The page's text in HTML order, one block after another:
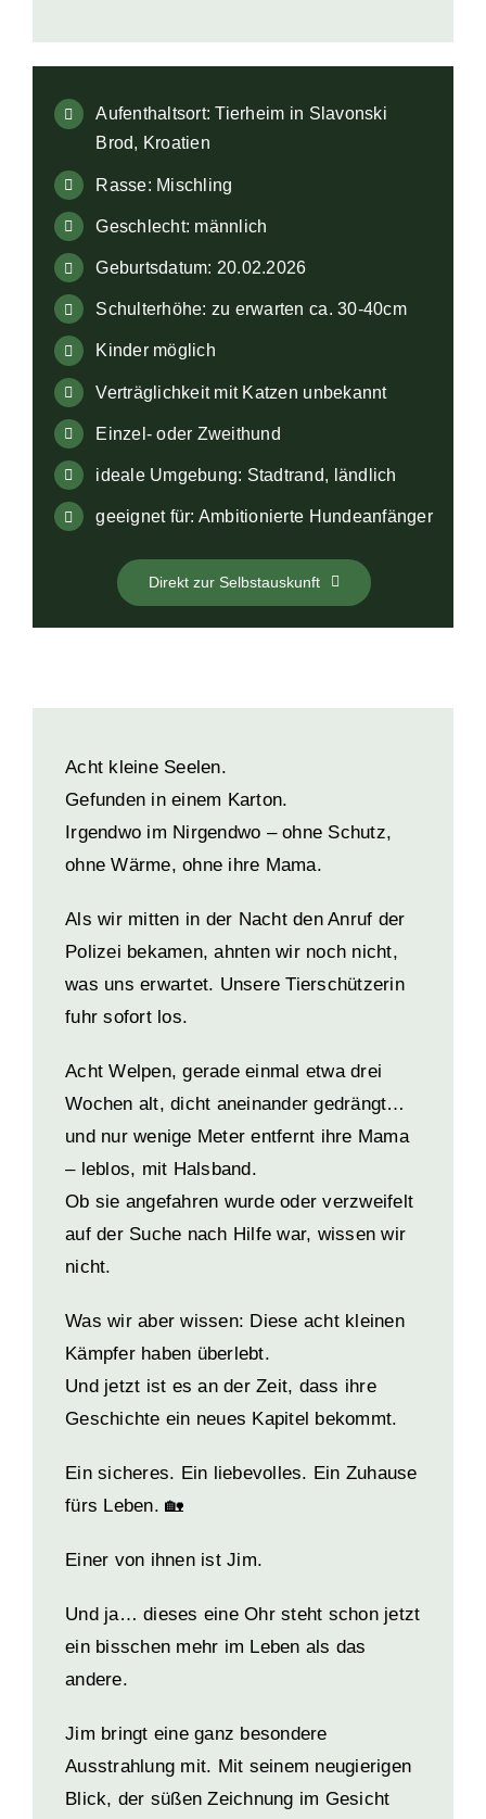
Aufenthaltsort: Tierheim in Slavonski
Brod, Kroatien
Rasse: Mischling
Geschlecht: männlich
Geburtsdatum: 20.02.2026
Schulterhöhe: zu erwarten ca. 30-40cm
Kinder möglich
Verträglichkeit mit Katzen unbekannt
Einzel- oder Zweithund
ideale Umgebung: Stadtrand, ländlich
geeignet für: Ambitionierte Hundeanfänger
Direkt zur Selbstauskunft
Acht kleine Seelen.
Gefunden in einem Karton.
Irgendwo im Nirgendwo – ohne Schutz,
ohne Wärme, ohne ihre Mama.
Als wir mitten in der Nacht den Anruf der
Polizei bekamen, ahnten wir noch nicht,
was uns erwartet. Unsere Tierschützerin
fuhr sofort los.
Acht Welpen, gerade einmal etwa drei
Wochen alt, dicht aneinander gedrängt…
und nur wenige Meter entfernt ihre Mama
– leblos, mit Halsband.
Ob sie angefahren wurde oder verzweifelt
auf der Suche nach Hilfe war, wissen wir
nicht.
Was wir aber wissen: Diese acht kleinen
Kämpfer haben überlebt.
Und jetzt ist es an der Zeit, dass ihre
Geschichte ein neues Kapitel bekommt.
Ein sicheres. Ein liebevolles. Ein Zuhause
fürs Leben. 🏡
Einer von ihnen ist Jim.
Und ja… dieses eine Ohr steht schon jetzt
ein bisschen mehr im Leben als das
andere.
Jim bringt eine ganz besondere
Ausstrahlung mit. Mit seinem neugierigen
Blick, der süßen Zeichnung im Gesicht